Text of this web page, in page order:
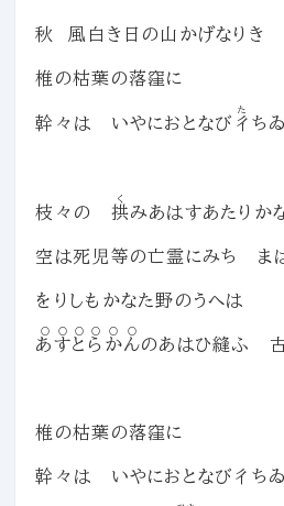
秋 風白き日の山かげなりき
椎の枯葉の落窪に
幹々は いやにおとなび 彳
た
ち
枝々の 拱
く
みあはすあたりか
空は死児等の亡霊にみち ま
をりしもかなた野のうへは
あすとらかんのあはひ縫ふ
椎の枯葉の落窪に
幹々は いやにおとなび彳ちゐ